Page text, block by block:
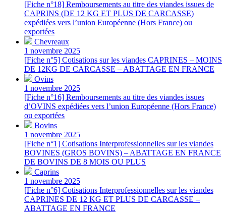
[Fiche n°18] Remboursements au titre des viandes issues de
CAPRINS (DE 12 KG ET PLUS DE CARCASSE)
expédiées vers l’union Européenne (Hors France) ou
exportées
Chevreaux
1 novembre 2025
[Fiche n°5] Cotisations sur les viandes CAPRINES – MOINS
DE 12KG DE CARCASSE – ABATTAGE EN FRANCE
Ovins
1 novembre 2025
[Fiche n°16] Remboursements au titre des viandes issues
d’OVINS expédiées vers l’union Européenne (Hors France)
ou exportées
Bovins
1 novembre 2025
[Fiche n°1] Cotisations Interprofessionnelles sur les viandes
BOVINES (GROS BOVINS) – ABATTAGE EN FRANCE
DE BOVINS DE 8 MOIS OU PLUS
Caprins
1 novembre 2025
[Fiche n°6] Cotisations Interprofessionnelles sur les viandes
CAPRINES DE 12 KG ET PLUS DE CARCASSE –
ABATTAGE EN FRANCE